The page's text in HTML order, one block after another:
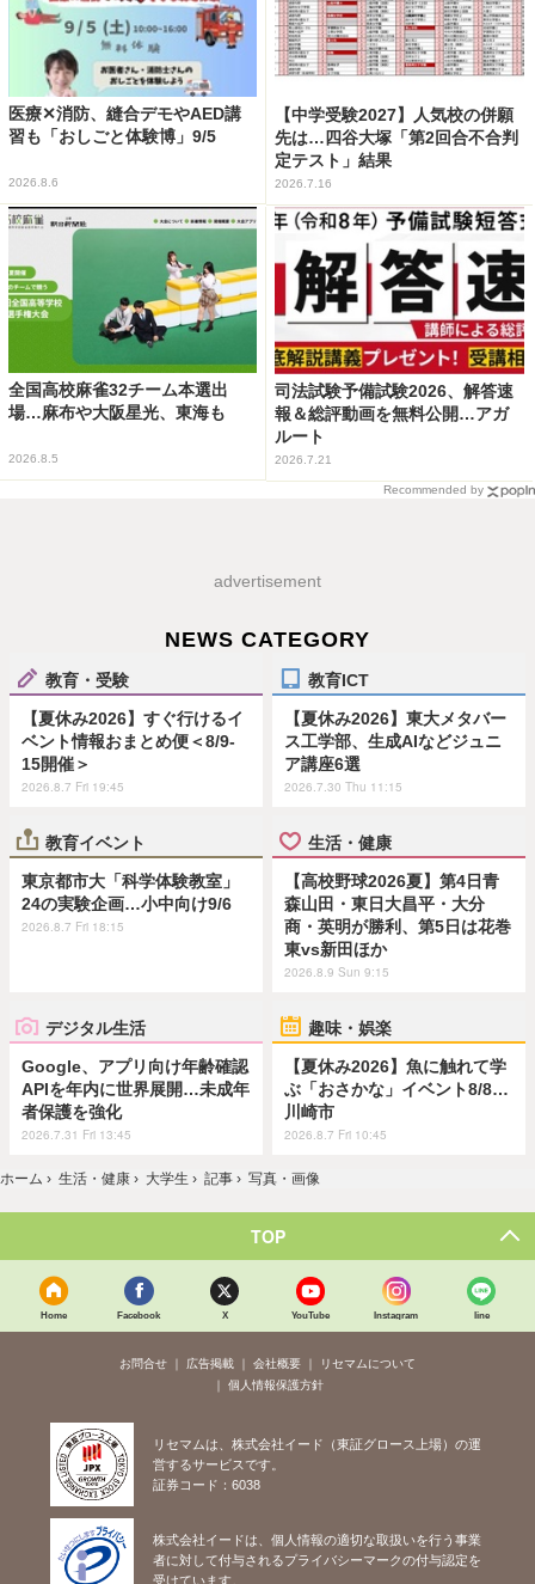
医療✕消防、縫合デモやAED講
習も「おしごと体験博」9/5
2026.8.6
【中学受験2027】人気校の併願
先は…四谷大塚「第2回合不合判
定テスト」結果
2026.7.16
全国高校麻雀32チーム本選出
場…麻布や大阪星光、東海も
2026.8.5
司法試験予備試験2026、解答速
報＆総評動画を無料公開…アガ
ルート
2026.7.21
Recommended by
advertisement
NEWS CATEGORY
教育・受験
【夏休み2026】すぐ行けるイ
ベント情報おまとめ便＜8/9-
15開催＞
2026.8.7 Fri 19:45
教育ICT
【夏休み2026】東大メタバー
ス工学部、生成AIなどジュニ
ア講座6選
2026.7.30 Thu 11:15
教育イベント
東京都市大「科学体験教室」
24の実験企画…小中向け9/6
2026.8.7 Fri 18:15
生活・健康
【高校野球2026夏】第4日青
森山田・東日大昌平・大分
商・英明が勝利、第5日は花巻
東vs新田ほか
2026.8.9 Sun 9:15
デジタル生活
Google、アプリ向け年齢確認
APIを年内に世界展開…未成年
者保護を強化
2026.7.31 Fri 13:45
趣味・娯楽
【夏休み2026】魚に触れて学
ぶ「おさかな」イベント8/8…
川崎市
2026.8.7 Fri 10:45
ホーム › 生活・健康 › 大学生 › 記事 › 写真・画像
TOP
Home Facebook X YouTube Instagram line
お問合せ 広告掲載 会社概要
リセマムについて
個人情報保護方針
リセマムは、株式会社イード（東証グロース上場）の運
営するサービスです。
証券コード：6038
株式会社イードは、個人情報の適切な取扱いを行う事業
者に対して付与されるプライバシーマークの付与認定を
受けています。